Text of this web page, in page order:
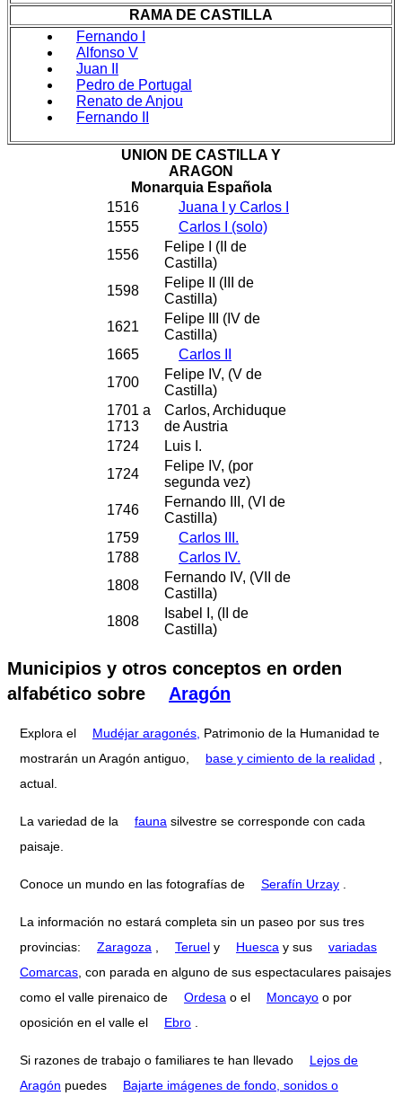
RAMA DE CASTILLA
Fernando I
Alfonso V
Juan II
Pedro de Portugal
Renato de Anjou
Fernando II
UNION DE CASTILLA Y
ARAGON
Monarquia Española
1516
Juana I y Carlos I
1555
Carlos I (solo)
1556
Felipe I (II de
Castilla)
1598
Felipe II (III de
Castilla)
1621
Felipe III (IV de
Castilla)
1665
Carlos II
1700
Felipe IV, (V de
Castilla)
1701 a
1713
Carlos, Archiduque
de Austria
1724
Luis I.
1724
Felipe IV, (por
segunda vez)
1746
Fernando III, (VI de
Castilla)
1759
Carlos III.
1788
Carlos IV.
1808
Fernando IV, (VII de
Castilla)
1808
Isabel I, (II de
Castilla)
Municipios y otros conceptos en orden
alfabético sobre
Aragón
Explora el Mudéjar aragonés, Patrimonio de la Humanidad te
mostrarán un Aragón antiguo,
base y cimiento de la realidad ,
actual.
La variedad de la fauna silvestre se corresponde con cada
paisaje.
Conoce un mundo en las fotografías de Serafín Urzay .
La información no estará completa sin un paseo por sus tres
provincias:
Zaragoza , Teruel y Huesca y sus
variadas
Comarcas, con parada en alguno de sus espectaculares paisajes
como el valle pirenaico de
Ordesa o el Moncayo o por
oposición en el valle el
Ebro .
Si razones de trabajo o familiares te han llevado
Lejos de
Aragón puedes
Bajarte imágenes de fondo, sonidos o